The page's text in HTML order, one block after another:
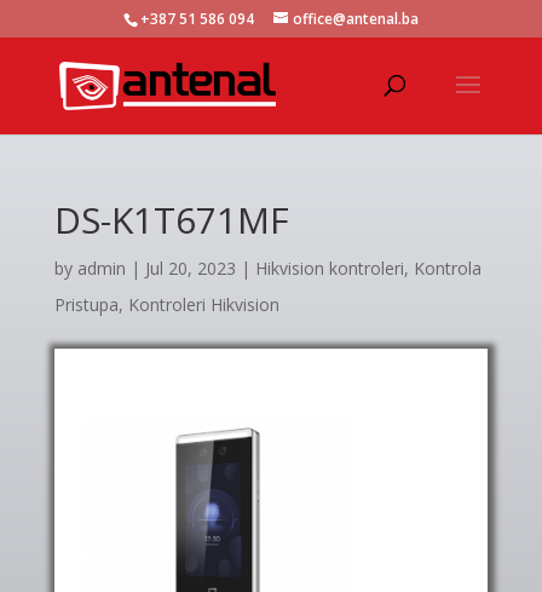
+387 51 586 094 office@antenal.ba
DS-K1T671MF
by admin | Jul 20, 2023 | Hikvision kontroleri, Kontrola
Pristupa, Kontroleri Hikvision